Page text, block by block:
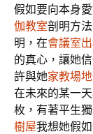
假如要向本身
伽教室剖明方
明，在會議室出
的真心，讓她
許與她家教場地
在未來的某一
枚，有著平生
樹屋我想她假